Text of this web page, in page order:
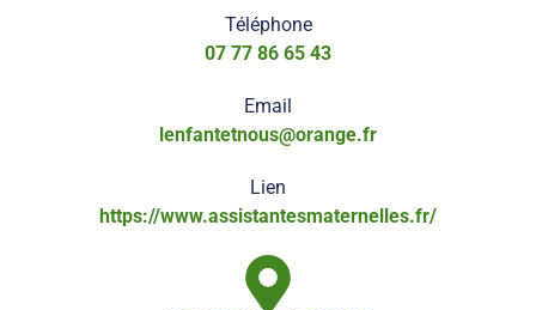
Téléphone
07 77 86 65 43
Email
lenfantetnous@orange.fr
Lien
https://www.assistantesmaternelles.fr/